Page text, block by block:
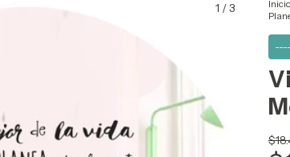
1 /3 Inicio